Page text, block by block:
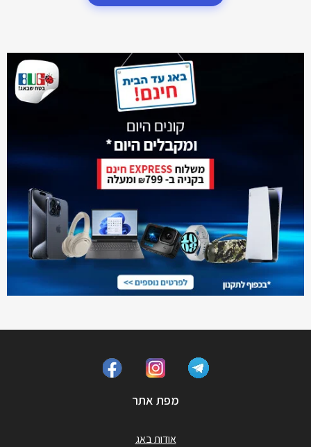
מפת אתר
אודות באג